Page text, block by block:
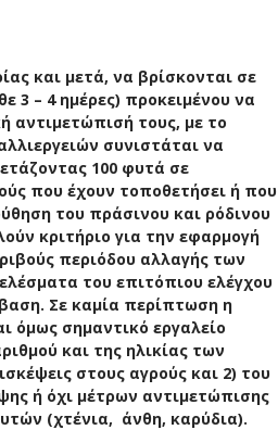
και μετά, να βρίσκονται σε
3 – 4 ημέρες) προκειμένου να
αντιμετώπισή τους, με το
συνιστάται να
100 φυτά σε
που έχουν τοποθετήσει ή που
του πράσινου και ρόδινου
κριτήριο για την εφαρμογή
περιόδου αλλαγής των
του επιτόπιου ελέγχου
Σε καμία περίπτωση η
όμως σημαντικό εργαλείο
και της ηλικίας των
στους αγρούς και 2) του
ή όχι μέτρων αντιμετώπισης
(χτένια, άνθη, καρύδια).